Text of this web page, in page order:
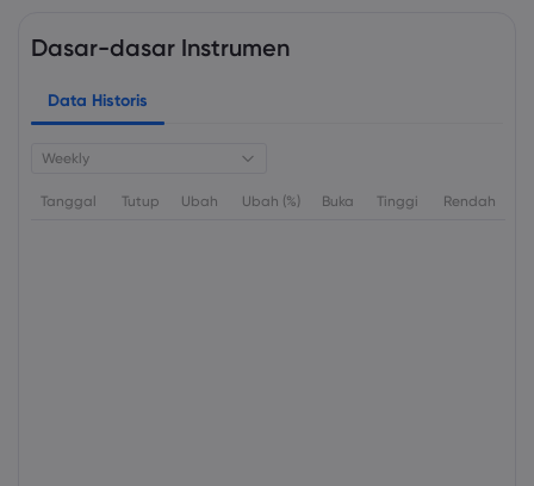
Dasar-dasar Instrumen
Data Historis
Weekly
Tanggal Tutup Ubah Ubah (%) Buka Tinggi Rendah